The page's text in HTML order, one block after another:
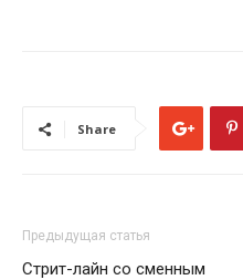
Share
Предыдущая статья
Стрит-лайн со сменным